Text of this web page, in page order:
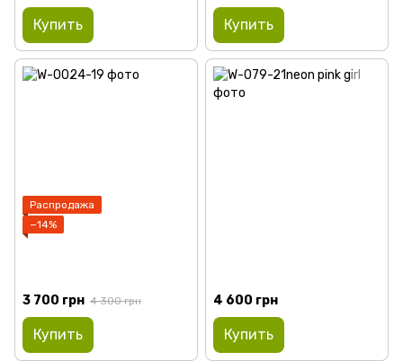
Купить Купить
Распродажа
−14%
3 700 грн 4 300 грн
Купить
4 600 грн
Купить